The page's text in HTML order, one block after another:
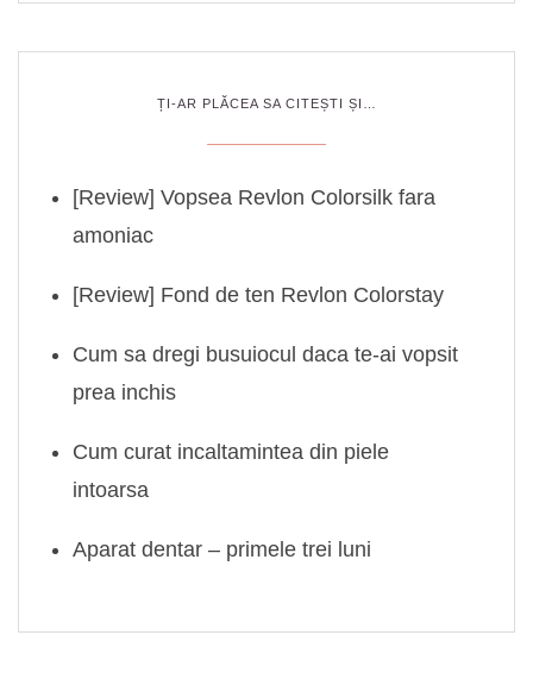
ȚI-AR PLĂCEA SA CITEȘTI ȘI…
[Review] Vopsea Revlon Colorsilk fara
amoniac
[Review] Fond de ten Revlon Colorstay
Cum sa dregi busuiocul daca te-ai vopsit
prea inchis
Cum curat incaltamintea din piele
intoarsa
Aparat dentar – primele trei luni